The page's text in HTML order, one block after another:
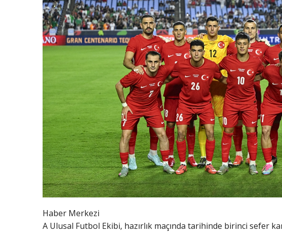
Haber Merkezi
A Ulusal Futbol Ekibi, hazırlık maçında tarihinde birinci sefer